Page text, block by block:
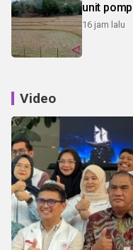
unit
16 jam lalu
Video